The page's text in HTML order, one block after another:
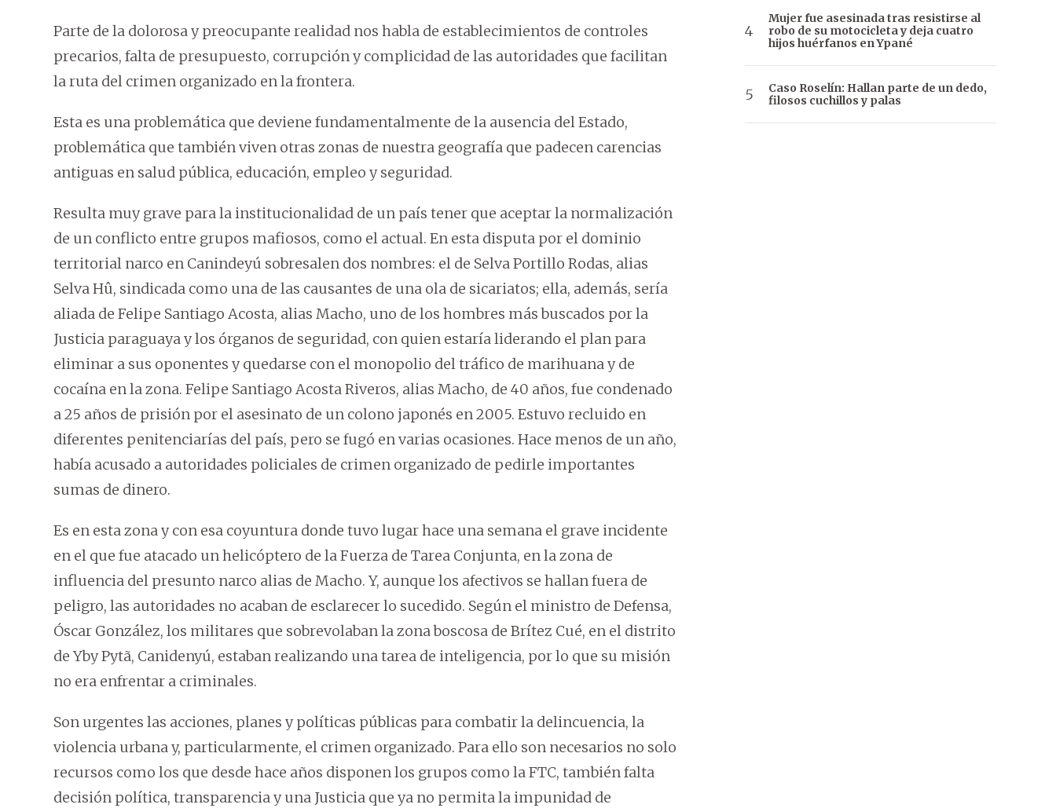
Parte de la dolorosa y preocupante realidad nos habla de establecimientos de controles
precarios, falta de presupuesto, corrupción y complicidad de las autoridades que facilitan
la ruta del crimen organizado en la frontera.
Esta es una problemática que deviene fundamentalmente de la ausencia del Estado,
problemática que también viven otras zonas de nuestra geografía que padecen carencias
antiguas en salud pública, educación, empleo y seguridad.
Resulta muy grave para la institucionalidad de un país tener que aceptar la normalización
de un conflicto entre grupos mafiosos, como el actual. En esta disputa por el dominio
territorial narco en Canindeyú sobresalen dos nombres: el de Selva Portillo Rodas, alias
Selva Hû, sindicada como una de las causantes de una ola de sicariatos; ella, además, sería
aliada de Felipe Santiago Acosta, alias Macho, uno de los hombres más buscados por la
Justicia paraguaya y los órganos de seguridad, con quien estaría liderando el plan para
eliminar a sus oponentes y quedarse con el monopolio del tráfico de marihuana y de
cocaína en la zona. Felipe Santiago Acosta Riveros, alias Macho, de 40 años, fue condenado
a 25 años de prisión por el asesinato de un colono japonés en 2005. Estuvo recluido en
diferentes penitenciarías del país, pero se fugó en varias ocasiones. Hace menos de un año,
había acusado a autoridades policiales de crimen organizado de pedirle importantes
sumas de dinero.
Es en esta zona y con esa coyuntura donde tuvo lugar hace una semana el grave incidente
en el que fue atacado un helicóptero de la Fuerza de Tarea Conjunta, en la zona de
influencia del presunto narco alias de Macho. Y, aunque los afectivos se hallan fuera de
peligro, las autoridades no acaban de esclarecer lo sucedido. Según el ministro de Defensa,
Óscar González, los militares que sobrevolaban la zona boscosa de Brítez Cué, en el distrito
de Yby Pytã, Canidenyú, estaban realizando una tarea de inteligencia, por lo que su misión
no era enfrentar a criminales.
Son urgentes las acciones, planes y políticas públicas para combatir la delincuencia, la
violencia urbana y, particularmente, el crimen organizado. Para ello son necesarios no solo
recursos como los que desde hace años disponen los grupos como la FTC, también falta
decisión política, transparencia y una Justicia que ya no permita la impunidad de
Mujer fue asesinada tras resistirse al
robo de su motocicleta y deja cuatro
hijos huérfanos en Ypané
Caso Roselín: Hallan parte de un dedo,
filosos cuchillos y palas